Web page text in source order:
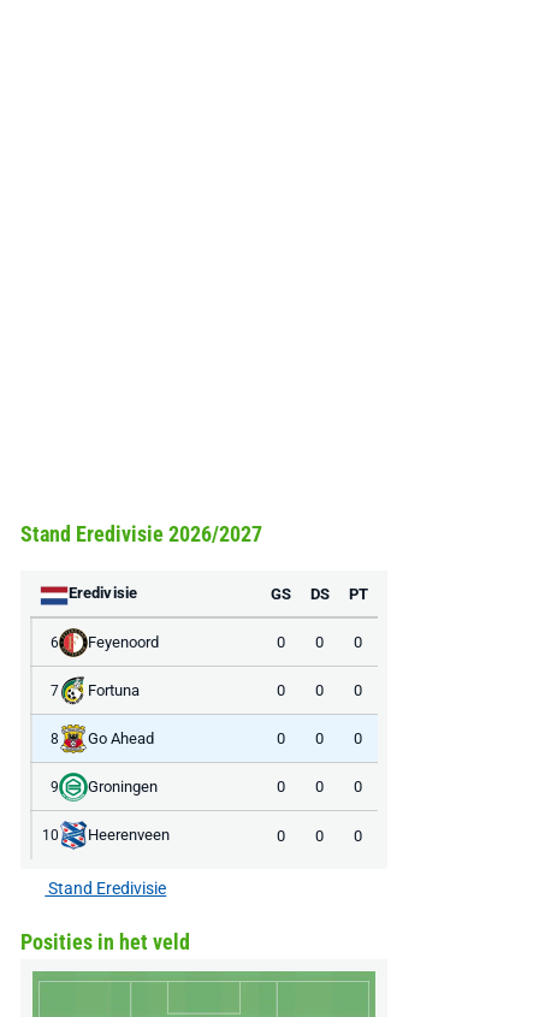
Stand Eredivisie 2026/2027
Eredivisie GS DS PT
6 Feyenoord 0 0 0
7 Fortuna 0 0 0
8 Go Ahead 0 0 0
9 Groningen 0 0 0
10 Heerenveen 0 0 0
Stand Eredivisie
Posities in het veld